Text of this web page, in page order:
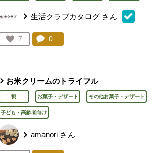
生活クラブカタログ さん
お気に入り登録：
7
人が登録
コメント：
0
お米クリームのトライフル
粥 お菓子・デザート その他お菓子・デザート
子ども・高齢者向け
amanori さん